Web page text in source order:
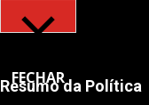
FECHAR
Resumo da Política